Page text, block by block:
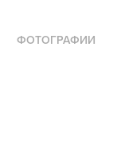
ФОТОГРАФИИ